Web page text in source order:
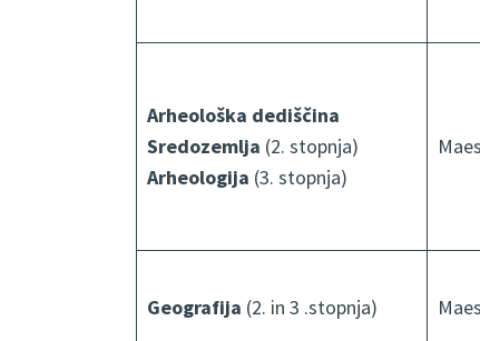
Arheološka dediščina
Sredozemlja (2. stopnja)
Arheologija (3. stopnja)
Geografija (2. in 3 .stopnja)